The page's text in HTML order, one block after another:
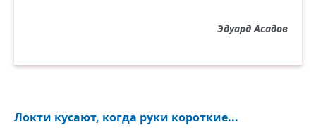
Как всё будто снова летит по кругу:
То тянутся руки, то вновь сердца.
Коль вдруг вот такое у вас случится,
Эдуард Асадов
Локти кусают, когда руки короткие...